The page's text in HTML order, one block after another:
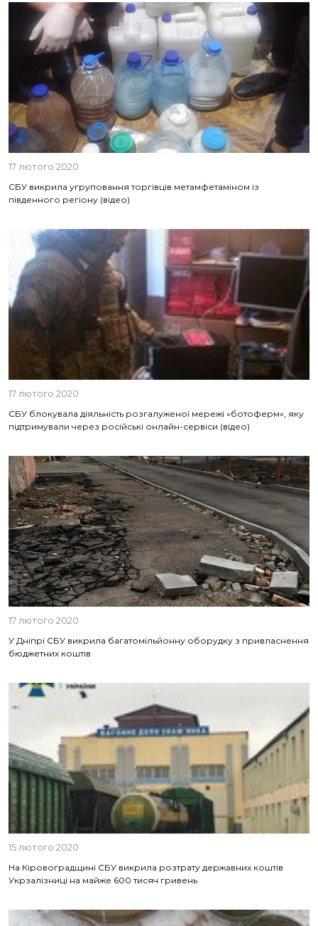
17 лютого 2020
СБУ викрила угруповання торгівців метамфетаміном із
південного регіону (відео)
17 лютого 2020
СБУ блокувала діяльність розгалуженої мережі «ботоферм», яку
підтримували через російські онлайн-сервіси (відео)
17 лютого 2020
У Дніпрі СБУ викрила багатомільйонну оборудку з привласнення
бюджетних коштів
15 лютого 2020
На Кіровоградщині СБУ викрила розтрату державних коштів
Укрзалізниці на майже 600 тисяч гривень